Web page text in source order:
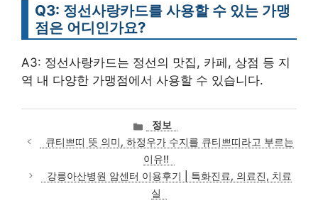
Q3: 정선사랑카드를 사용할 수 있는 가맹
점은 어디인가요?
A3: 정선사랑카드는 정선의 맛집, 카페, 상점 등 지
역 내 다양한 가맹점에서 사용할 수 있습니다.
카
테
고
리
정보
큐티쁘띠 뜻 의미, 하정우가 수지를 큐티쁘띠라고 부르는
이유!!
강릉아산병원 암센터 이용후기 | 특화진료, 의료진, 치료
실